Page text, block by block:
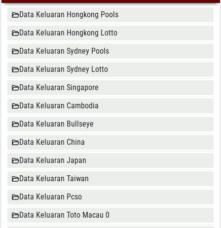
Data Keluaran Hongkong Pools
Data Keluaran Hongkong Lotto
Data Keluaran Sydney Pools
Data Keluaran Sydney Lotto
Data Keluaran Singapore
Data Keluaran Cambodia
Data Keluaran Bullseye
Data Keluaran China
Data Keluaran Japan
Data Keluaran Taiwan
Data Keluaran Pcso
Data Keluaran Toto Macau 0